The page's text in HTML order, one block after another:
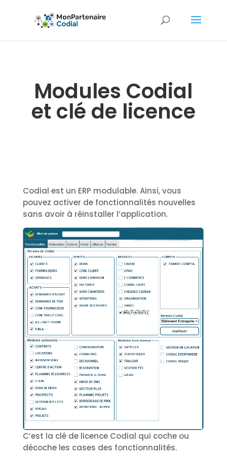
Modules Codial
et clé de licence
Codial est un ERP modulable. Ainsi, vous
pouvez activer de fonctionnalités nouvelles
sans avoir à réinstaller l’application.
C’est la clé de licence Codial qui coche ou
décoche les cases des fonctionnalités.